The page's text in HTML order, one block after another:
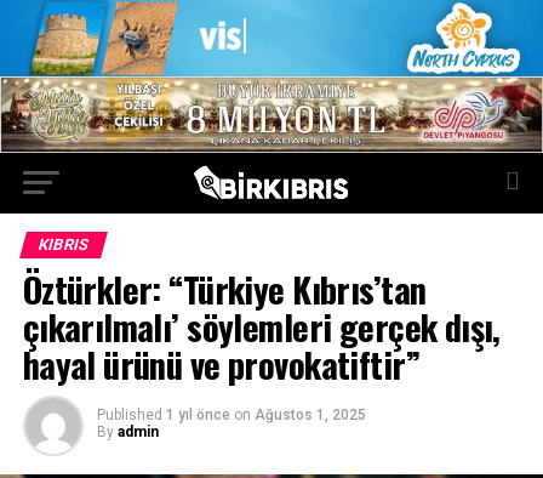
KIBRIS
Öztürkler: “Türkiye Kıbrıs’tan
çıkarılmalı’ söylemleri gerçek dışı,
hayal ürünü ve provokatiftir”
Published 1 yıl önce on Ağustos 1, 2025
By admin